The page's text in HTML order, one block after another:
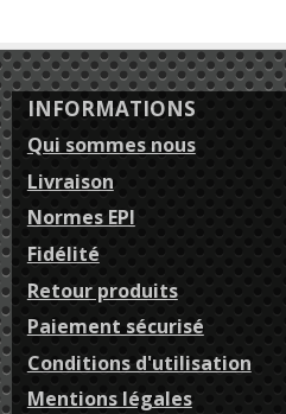
INFORMATIONS
Qui sommes nous
Livraison
Normes EPI
Fidélité
Retour produits
Paiement sécurisé
Conditions d'utilisation
Mentions légales